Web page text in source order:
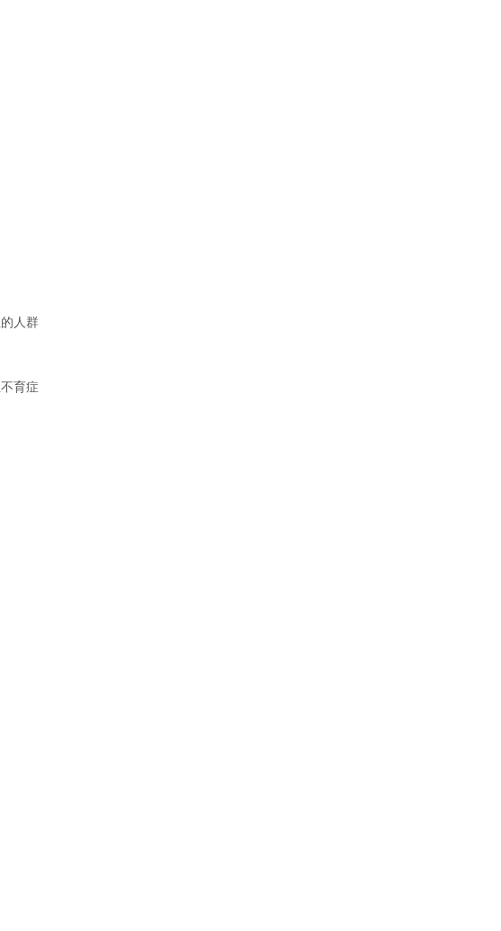
人群
育症